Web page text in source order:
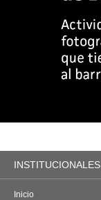
INSTITUCIONALES
Inicio